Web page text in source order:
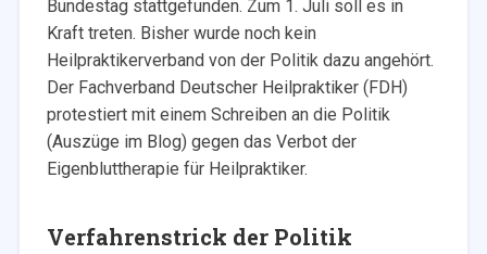
Bundestag stattgefunden. Zum 1. Juli soll es in
Kraft treten. Bisher wurde noch kein
Heilpraktikerverband von der Politik dazu angehört.
Der Fachverband Deutscher Heilpraktiker (FDH)
protestiert mit einem Schreiben an die Politik
(Auszüge im Blog) gegen das Verbot der
Eigenbluttherapie für Heilpraktiker.
Verfahrenstrick der Politik